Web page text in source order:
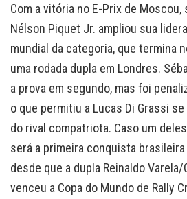
Com a vitória no E-Prix de Moscou,
Nélson Piquet Jr. ampliou sua
mundial da categoria, que termina
uma rodada dupla em Londres.
a prova em segundo, mas foi
o que permitiu a Lucas Di Grassi
do rival compatriota. Caso um
será a primeira conquista
desde que a dupla Reinaldo
venceu a Copa do Mundo de Rally